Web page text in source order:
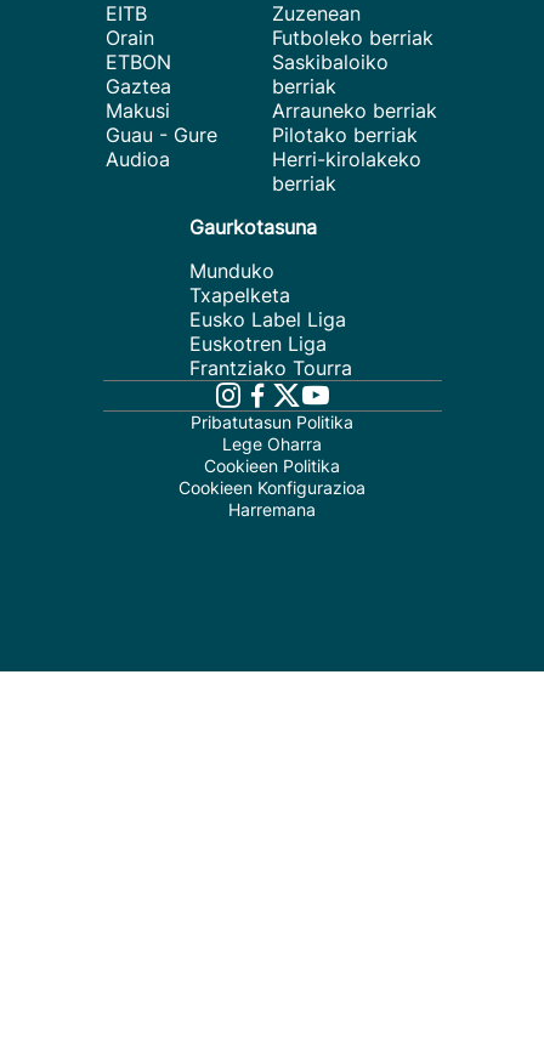
EITB
Orain
ETBON
Gaztea
Makusi
Guau - Gure
Audioa
Zuzenean
Futboleko berriak
Saskibaloiko
berriak
Arrauneko berriak
Pilotako berriak
Herri-kirolakeko
berriak
Gaurkotasuna
Munduko
Txapelketa
Eusko Label Liga
Euskotren Liga
Frantziako Tourra
Pribatutasun Politika
Lege Oharra
Cookieen Politika
Cookieen Konfigurazioa
Harremana